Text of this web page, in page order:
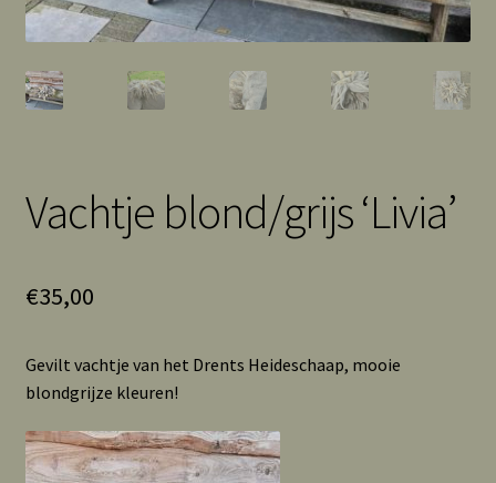
Vachtje blond/grijs ‘Livia’
€35,00
Gevilt vachtje van het Drents Heideschaap, mooie
blondgrijze kleuren!